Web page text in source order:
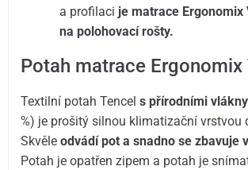
a profilaci je matrace Ergonomix
na polohovací rošty.
Potah matrace Ergonomix
Textilní potah Tencels přírodními vlákny
%) je prošitý silnou klimatizační vrstvou
Skvěleodvádí pot a snadno se zbavuje
Potah je opatřen zipem a potah je